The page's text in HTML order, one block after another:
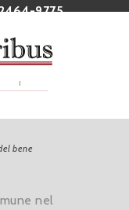
9775
I
bene
nel